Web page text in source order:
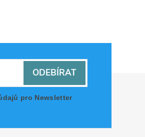
pro Newsletter
ODEBÍRAT